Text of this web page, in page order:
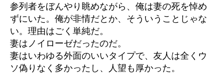
参列者をぼんやり眺めながら、俺は妻の死を悼め
ずにいた。俺が非情だとか、そういうことじゃな
い。理由はごく単純だ。
妻はノイローゼだったのだ。
妻はいわゆる外面のいいタイプで、友人は全くウ
ソ偽りなく多かったし、人望も厚かった。